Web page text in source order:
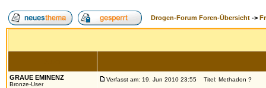
Drogen-Forum Foren-Übersicht ->
GRAUE EMINENZ
Bronze-User
Verfasst am: 19. Jun 2010 23:55 Titel: Methadon ?